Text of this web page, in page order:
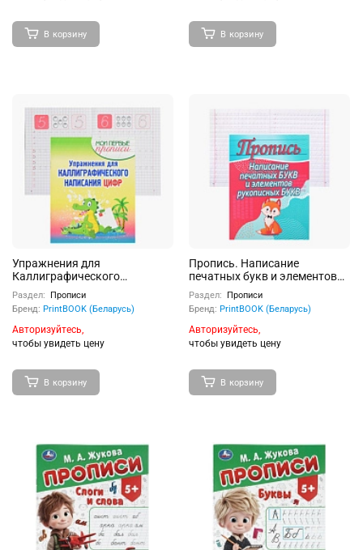
В корзину В корзину
Упражнения для
Каллиграфического
написания Цифр.
Раздел:
Прописи
Бренд: PrintBOOK (Беларусь)
Авторизуйтесь,
чтобы увидеть цену
В корзину
Пропись. Написание
печатных букв и элементов
рукописных букв
Раздел:
Прописи
Бренд: PrintBOOK (Беларусь)
Авторизуйтесь,
чтобы увидеть цену
В корзину